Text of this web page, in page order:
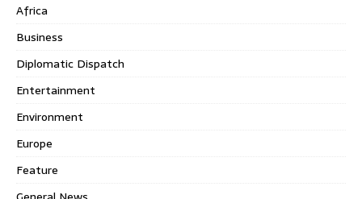
Africa
Business
Diplomatic Dispatch
Entertainment
Environment
Europe
Feature